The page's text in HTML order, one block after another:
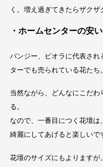
く。増え過ぎてきたらザクザ
・ホームセンターの安
パンジー、ビオラに代表さ
ターでも売られている花たち。
当然ながら、どんなにこだ
る。
なので、一番目につく花壇は
綺麗にしてあげると楽しいで
花壇のサイズにもよりますが。